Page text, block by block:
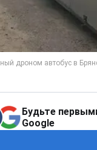
Будьте
Google